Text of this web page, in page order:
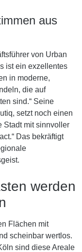
aus
von Urban
ist ein exzellentes
in moderne,
die auf
sind.“ Seine
setzt noch einen
Stadt mit sinnvoller
Das bekräftigt
werden
Flächen mit
scheinbar wertlos.
sind diese Areale